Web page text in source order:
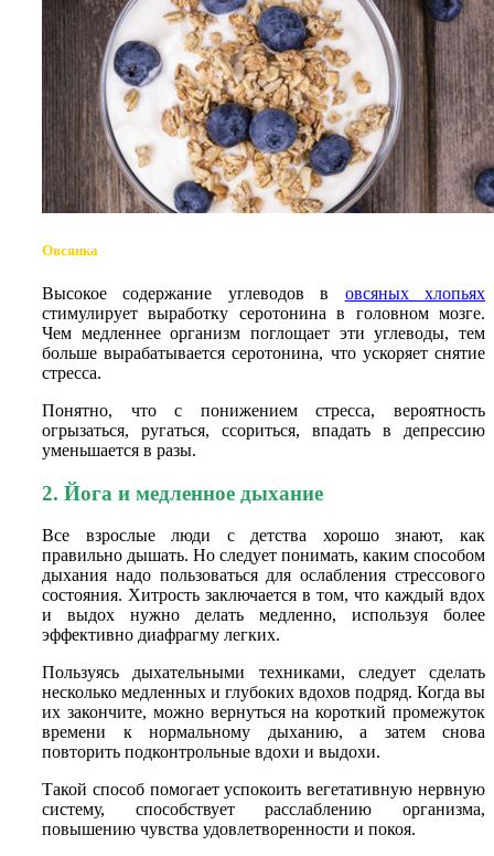
Овсянка
Высокое содержание углеводов в овсяных хлопьях
стимулирует выработку серотонина в головном мозге.
Чем медленнее организм поглощает эти углеводы, тем
больше вырабатывается серотонина, что ускоряет снятие
стресса.
Понятно, что с понижением стресса, вероятность
огрызаться, ругаться, ссориться, впадать в депрессию
уменьшается в разы.
2. Йога и медленное дыхание
Все взрослые люди с детства хорошо знают, как
правильно дышать. Но следует понимать, каким способом
дыхания надо пользоваться для ослабления стрессового
состояния. Хитрость заключается в том, что каждый вдох
и выдох нужно делать медленно, используя более
эффективно диафрагму легких.
Пользуясь дыхательными техниками, следует сделать
несколько медленных и глубоких вдохов подряд. Когда вы
их закончите, можно вернуться на короткий промежуток
времени к нормальному дыханию, а затем снова
повторить подконтрольные вдохи и выдохи.
Такой способ помогает успокоить вегетативную нервную
систему, способствует расслаблению организма,
повышению чувства удовлетворенности и покоя.